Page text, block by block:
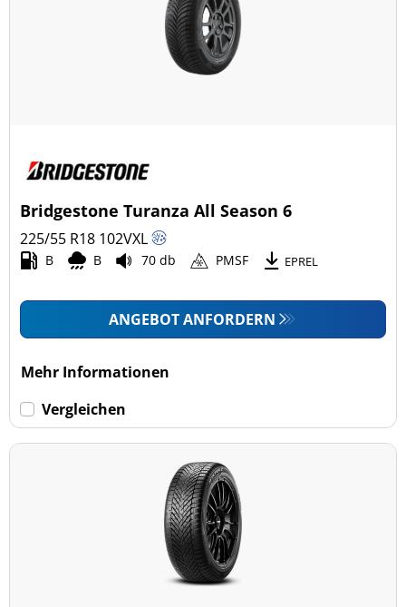
Ganzjahresreifen (46)
Pkw (123)
Transporter (0)
Wohnmobil (0)
Keine Run-flat (177)
Bridgestone Turanza All Season 6
225/55 R18 102VXL
B B 70 db PMSF EPREL
ANGEBOT ANFORDERN
Mehr Informationen
Vergleichen